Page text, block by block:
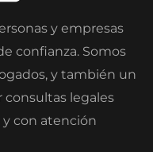
y empresas
confianza. Somos
y también un
consultas legales
y con atención